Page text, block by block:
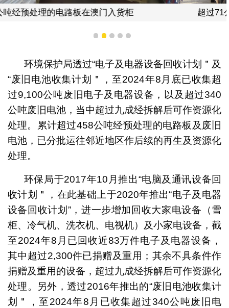
超过71公吨经预处理的电路板在澳门入货柜
1 2 3 4 5
环境保护局透过“电子及电器设备回收计划＂及
“废旧电池收集计划＂，至2024年8月底已收集超
过9,100公吨废旧电子及电器设备，以及超过340
公吨废旧电池，当中超过九成经拆解后可作资源化
处理。累计超过458公吨经预处理的电路板及废旧
电池，已分批运往邻近地区作后续的再生及资源化
处理。
环保局于2017年10月推出“电脑及通讯设备回
收计划＂，在此基础上于2020年推出“电子及电器
设备回收计划”，进一步增加回收大家电设备（雪
柜、冷气机、洗衣机、电视机）及小家电设备，截
至2024年8月已回收近83万件电子及电器设备，
其中超过2,300件已捐赠及重用；其余不具条件作
捐赠及重用的设备，超过九成经拆解后可作资源化
处理。另外，透过2016年推出的“废旧电池收集计
划＂，至2024年8月已收集超过340公吨废旧电